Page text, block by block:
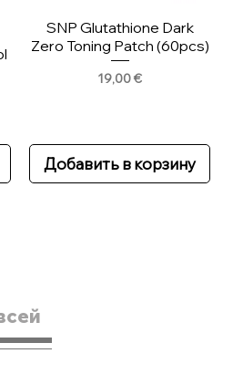
SNP Glutathione Dark
Zero Toning Patch (60pcs)
Цена
19,00 €
Добавить в корзину